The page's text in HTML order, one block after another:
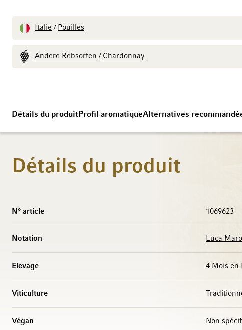
Italie / Pouilles
Andere Rebsorten/ Chardonnay
Détails du produitProfil aromatiqueAlternatives
Détails du produit
N° article 1069623
Notation Luca
Elevage 4 Mois en
Viticulture
Végan Non